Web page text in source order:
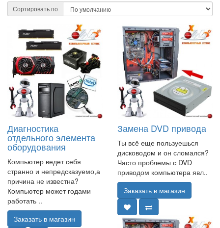
Сортировать по
Диагностика
отдельного элемента
оборудования
Компьютер ведет себя
странно и непредсказуемо,а
причина не известна?
Компьютер может годами
работать ..
Заказать в магазин
Замена DVD привода
Ты всё еще пользуешься
дисководом и он сломался?
Часто проблемы с DVD
приводом компьютера явл..
Заказать в магазин